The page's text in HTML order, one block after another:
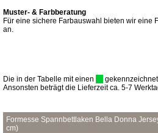
Muster- & Farbberatung
Für eine sichere Farbauswahl bieten wir eine
an.
Die in der Tabelle mit einen
Ansonsten beträgt die Lieferzeit ca. 5-7
Formesse Spannbettlaken Bella Donna
cm)